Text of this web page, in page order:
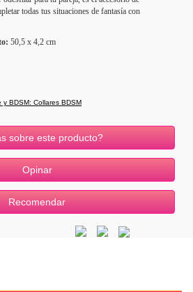
todas tus situaciones de fantasía con
50,5 x 4,2 cm
y BDSM: Collares BDSM
sobre este producto?